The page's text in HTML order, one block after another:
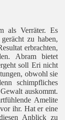
als Verräter. Es
zu haben,
erbrachten,
Abram bietet
soll Eri nicht
obwohl sie
schimpfliches
auskommt.
Amelite
ihr. Hat er eine
Anblick zu